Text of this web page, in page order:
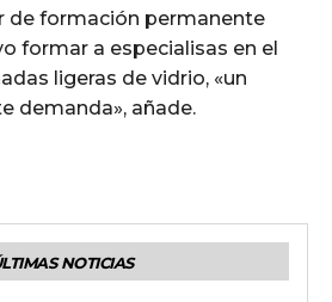
de formación permanente
formar a especialisas en el
ligeras de vidrio, «un
demanda», añade.
NOTICIAS